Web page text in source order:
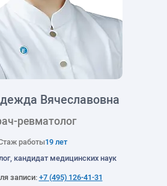
Вячеславовна
ревматолог
работы19 лет
кандидат медицинских наук
записи:+7 (495) 126-41-31